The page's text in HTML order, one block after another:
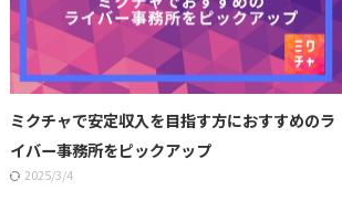
ミクチャで安定収入を目指す方におすすめのラ
イバー事務所をピックアップ
2025/3/4